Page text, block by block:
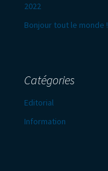
2022
Bonjour tout le monde !
Catégories
Editorial
Information